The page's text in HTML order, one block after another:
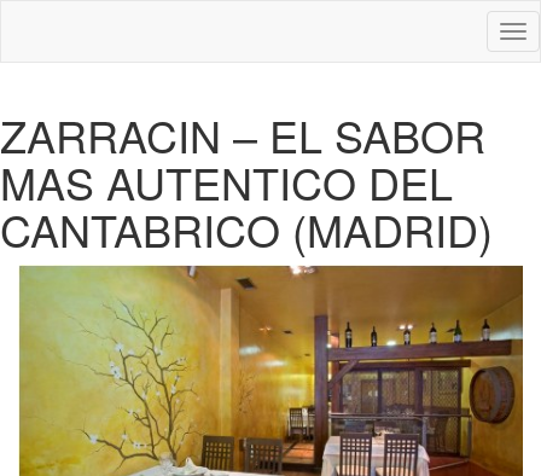
ZARRACIN – EL SABOR
MAS AUTENTICO DEL
CANTABRICO (MADRID)